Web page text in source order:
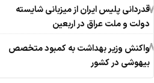
7قدردانی پلیس ایران از میزبانی شایسته‌
دولت و ملت عراق در اربعین
8واکنش وزیر بهداشت به کمبود متخصص
بیهوشی‌ در کشور